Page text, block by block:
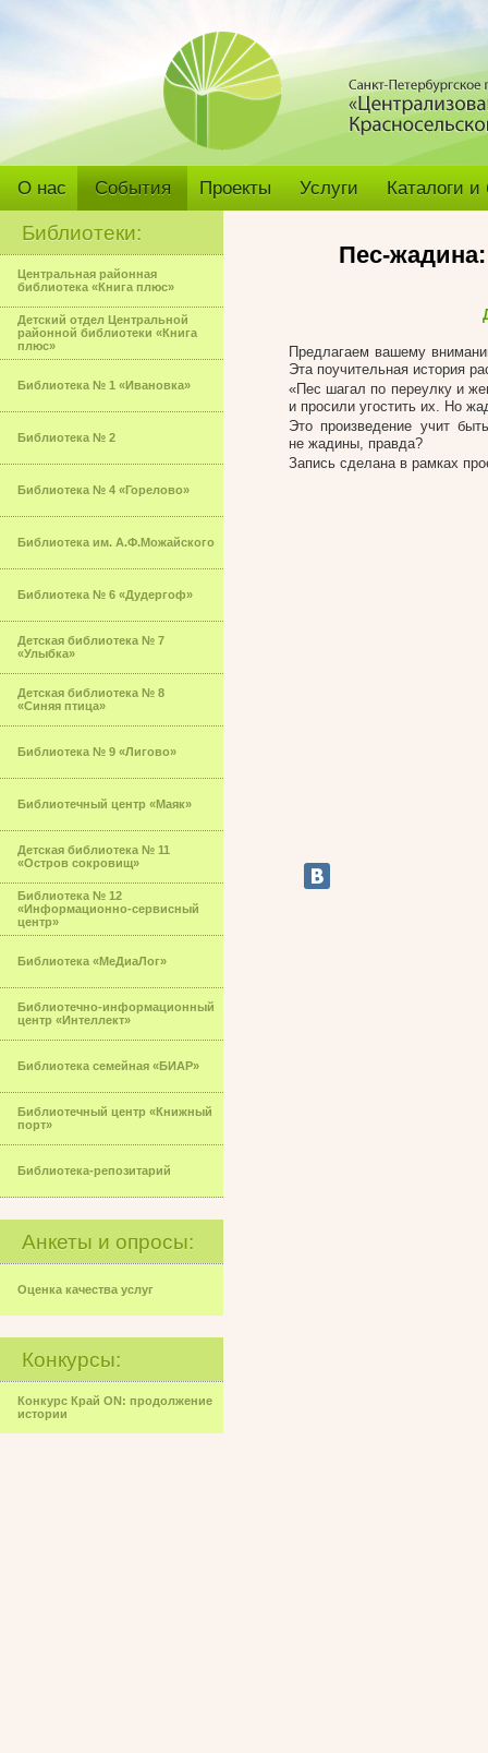
О нас События Проекты Услуги Каталоги
Библиотеки:
Центральная районная
библиотека «Книга плюс»
Детский отдел Центральной
районной библиотеки «Книга
плюс»
Библиотека № 1 «Ивановка»
Библиотека № 2
Библиотека № 4 «Горелово»
Библиотека им. А.Ф.Можайского
Библиотека № 6 «Дудергоф»
Детская библиотека № 7
«Улыбка»
Детская библиотека № 8
«Синяя птица»
Библиотека № 9 «Лигово»
Библиотечный центр «Маяк»
Детская библиотека № 11
«Остров сокровищ»
Библиотека № 12
«Информационно-сервисный
центр»
Библиотека «МеДиаЛог»
Библиотечно-информационный
центр «Интеллект»
Библиотека семейная «БИАР»
Библиотечный центр «Книжный
порт»
Библиотека-репозитарий
Анкеты и опросы:
Оценка качества услуг
Конкурсы:
Конкурс Край ON: продолжение
истории
Пес-
Предлагаем вашему
Эта поучительная история
«Пес шагал по переулку и
и просили угостить их. Но
Это произведение учит
не жадины, правда?
Запись сделана в рамках